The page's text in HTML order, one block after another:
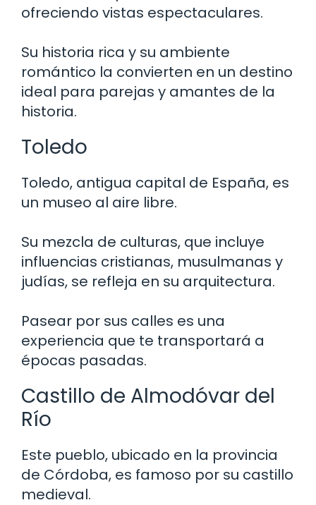
ofreciendo vistas espectaculares.
Su historia rica y su ambiente
romántico la convierten en un destino
ideal para parejas y amantes de la
historia.
Toledo
Toledo, antigua capital de España, es
un museo al aire libre.
Su mezcla de culturas, que incluye
influencias cristianas, musulmanas y
judías, se refleja en su arquitectura.
Pasear por sus calles es una
experiencia que te transportará a
épocas pasadas.
Castillo de Almodóvar del
Río
Este pueblo, ubicado en la provincia
de Córdoba, es famoso por su castillo
medieval.